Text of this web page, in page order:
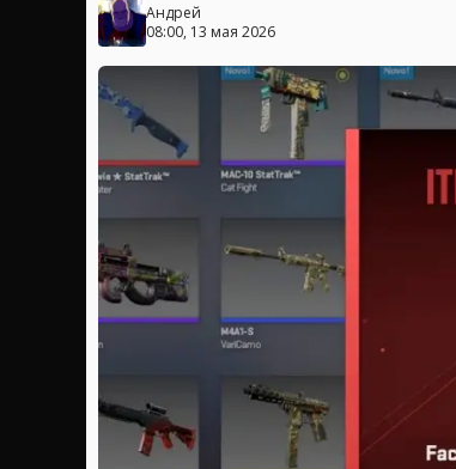
Андрей
08:00, 13 мая 2026